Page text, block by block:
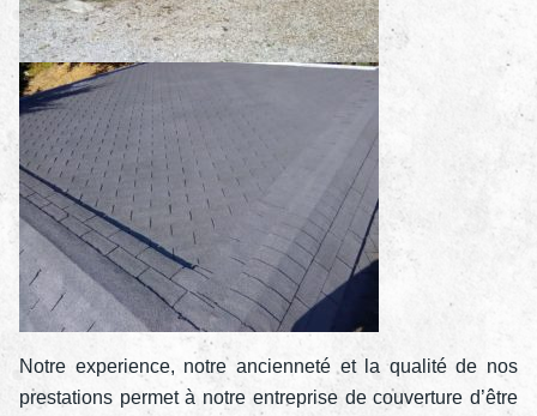
Notre experience, notre ancienneté et la qualité de nos
prestations permet à notre entreprise de couverture d’être